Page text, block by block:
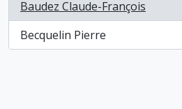
Baudez Claude-François
, 1 résultats
Becquelin Pierre
, 1 résultats